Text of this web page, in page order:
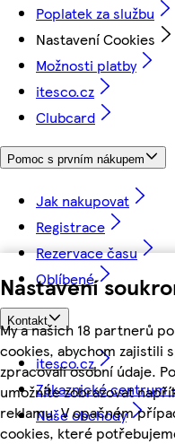
Nastavení
My a našich 18 partnerů
cookies, abychom zajistili
zpracovali osobní údaje.
umožníte zobrazovat
reklamu. V opačném
cookies, které
Poplatek za službu
Nastavení Cookies
Možnosti platby
itesco.cz
Clubcard
Pomoc s prvním nákupem
Jak nakupovat
Registrace
Rezervace času
Oblíbené
Kontakt
itesco.cz
Zákaznické centrum
Naše obchody